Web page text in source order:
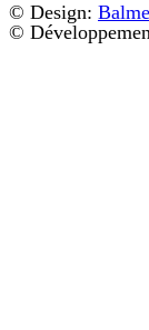
© Design:
©